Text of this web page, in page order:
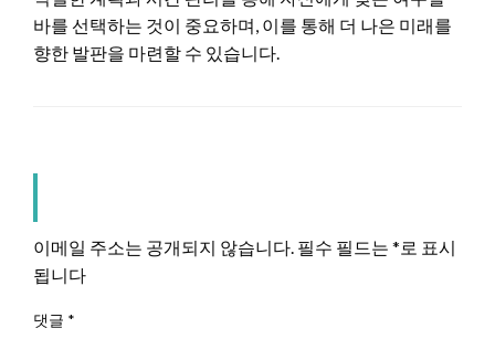
바를 선택하는 것이 중요하며, 이를 통해 더 나은 미래를
향한 발판을 마련할 수 있습니다.
이메일 주소는 공개되지 않습니다. 필수 필드는 *로 표시
됩니다
댓글 *